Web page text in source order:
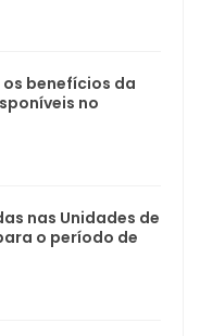
benefícios da
no
nas Unidades de
o período de